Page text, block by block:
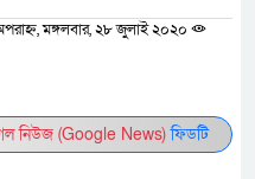
মঙ্গলবার, ২৮ জুলাই ২০২০
নিউজ (Google News)ফিডটি